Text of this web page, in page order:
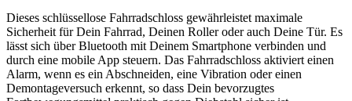
Dieses schlüssellose Fahrradschloss gewährleistet maximale
Sicherheit für Dein Fahrrad, Deinen Roller oder auch Deine Tür. Es
lässt sich über Bluetooth mit Deinem Smartphone verbinden und
durch eine mobile App steuern. Das Fahrradschloss aktiviert einen
Alarm, wenn es ein Abschneiden, eine Vibration oder einen
Demontageversuch erkennt, so dass Dein bevorzugtes